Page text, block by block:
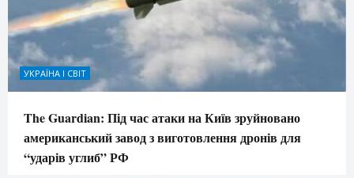
УКРАЇНА І СВІТ
The Guardian: Під час атаки на Київ зруйновано
американський завод з виготовлення дронів для
“ударів углиб” РФ